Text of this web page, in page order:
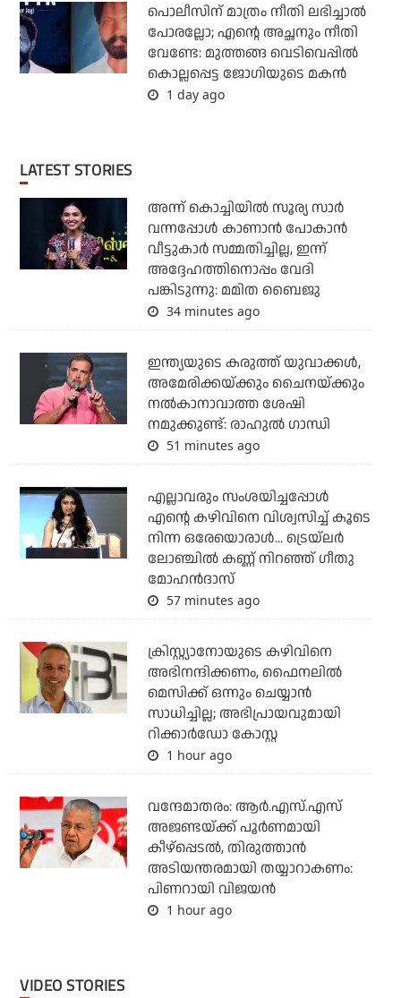
പൊലീസിന് മാത്രം നീതി ലഭിച്ചാല്‍
പോരല്ലോ; എന്റെ അച്ഛനും നീതി
വേണ്ടേ: മുത്തങ്ങ വെടിവെപ്പില്‍
കൊല്ലപ്പെട്ട ജോഗിയുടെ മകന്‍
1 day ago
LATEST STORIES
അന്ന് കൊച്ചിയില്‍ സൂര്യ സാര്‍
വന്നപ്പോള്‍ കാണാന്‍ പോകാന്‍
വീട്ടുകാര്‍ സമ്മതിച്ചില്ല, ഇന്ന്
അദ്ദേഹത്തിനൊപ്പം വേദി
പങ്കിടുന്നു: മമിത ബൈജു
34 minutes ago
ഇന്ത്യയുടെ കരുത്ത് യുവാക്കള്‍,
അമേരിക്കയ്ക്കും ചൈനയ്ക്കും
നല്‍കാനാവാത്ത ശേഷി
നമുക്കുണ്ട്: രാഹുല്‍ ഗാന്ധി
51 minutes ago
എല്ലാവരും സംശയിച്ചപ്പോള്‍
എന്റെ കഴിവിനെ വിശ്വസിച്ച് കൂടെ
നിന്ന ഒരേയൊരാള്‍... ട്രെയ്‌ലര്‍
ലോഞ്ചില്‍ കണ്ണ് നിറഞ്ഞ് ഗീതു
മോഹന്‍ദാസ്
57 minutes ago
ക്രിസ്റ്റ്യാനോയുടെ കഴിവിനെ
അഭിനന്ദിക്കണം, ഫൈനലില്‍
മെസിക്ക് ഒന്നും ചെയ്യാന്‍
സാധിച്ചില്ല; അഭിപ്രായവുമായി
റിക്കാര്‍ഡോ കോസ്റ്റ
1 hour ago
വന്ദേമാതരം: ആര്‍.എസ്.എസ്
അജണ്ടയ്ക്ക് പൂര്‍ണമായി
കീഴ്‌പ്പെടല്‍, തിരുത്താന്‍
അടിയന്തരമായി തയ്യാറാകണം:
പിണറായി വിജയന്‍
1 hour ago
VIDEO STORIES